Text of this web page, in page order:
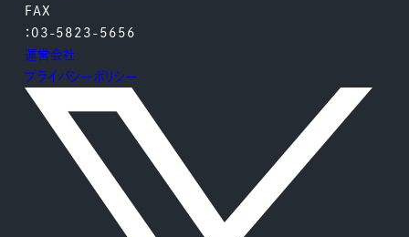
FAX
：03-5823-5656
運営会社
プライバシーポリシー